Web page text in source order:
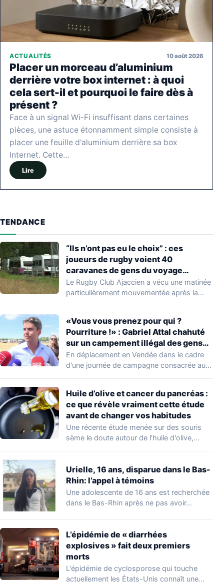
ACTUALITÉS 10 août 2026
Placer un morceau d’aluminium
derrière votre box internet : à quoi
cela sert-il et pourquoi le faire dès à
présent ?
Face à un signal Wi-Fi insuffisant dans certaines
pièces, une astuce étonnamment simple consiste à
placer une feuille d'aluminium derrière sa box
Internet. Cette…
Lire
TENDANCE
“Ils n’ont pas eu le choix” : ces
joueurs de rugby voient 40
caravanes de gens du voyage
s’installer dans leur stade, ils les
délogent en moins d’1 heure
Le Rugby Club Ajaccien a vécu une matinée
particulièrement mouvementée après la
«Vous vous prenez pour qui ?
Pourriture !» : Gabriel Attal chahuté
sur un campement illégal des gens
du voyage
En déplacement en Vendée dans le cadre
d'une journée de campagne consacrée aux
Huile d’olive et cancer du pancréas :
ce que révèle vraiment cette étude
avant de changer vos habitudes
Une récente étude menée sur des souris
sème le doute autour de l'huile d'olive,…
Urielle, 16 ans, disparue dans le Bas-
Rhin: l’appel à témoins
Une adolescente de 16 ans est recherchée
dans le Bas-Rhin après ne pas avoir…
L’épidémie de « diarrhées
explosives » fait deux premiers
morts
L'épidémie de cyclosporose qui touche
actuellement les États-Unis connaît une